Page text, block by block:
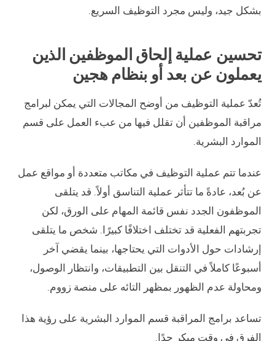
بشكل جيد، وليس مجرد التوظيف السريع.
تحسين عملية إلحاق الموظفين الذين
يعملون عن بعد أو بنظام هجين
تُعدّ عملية التوظيف من أوضح المجالات التي يمكن لبرامج
مراقبة الموظفين أن تقلل فيها من عبء العمل على قسم
الموارد البشرية.
عندما تتم عملية التوظيف في مكاتب متعددة أو مواقع عمل
عن بُعد، عادةً ما تتأثر عملية التناسق أولاً. قد يتلقى
الموظفون الجدد نفس قائمة المهام على الورق، لكن
تجربتهم الفعلية قد تختلف اختلافًا كبيرًا. شخص ما يتلقى
إرشادات حول الأدوات التي يحتاجها، بينما يقضي آخر
أسبوعًا كاملاً في التنقل بين التطبيقات، وانتظار الوصول،
ومحاولة عدم الظهور بمظهر التائه على منصة زووم.
تساعد برامج المراقبة قسم الموارد البشرية على رؤية هذا
الفرق في وقت مبكر جدًا.